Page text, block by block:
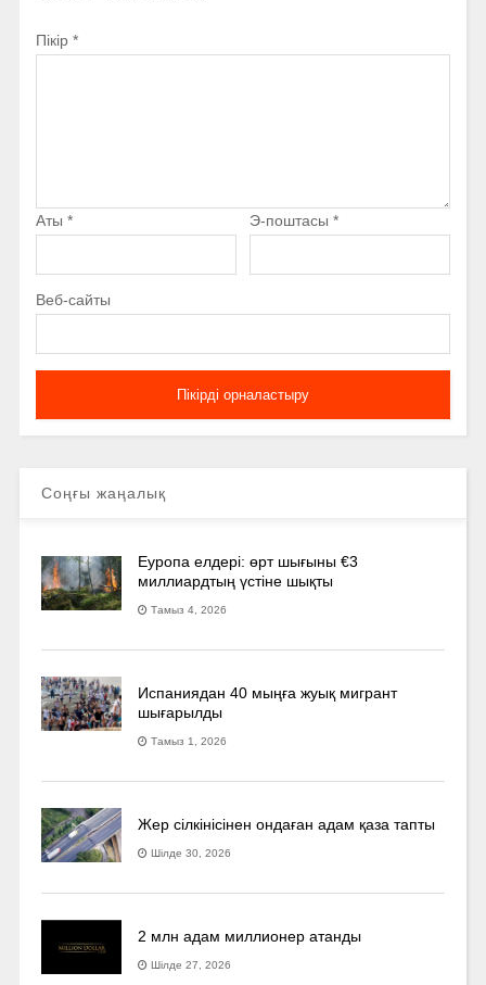
Пікір *
Аты * Э-поштасы *
Веб-сайты
Соңғы жаңалық
Еуропа елдері: өрт шығыны €3
миллиардтың үстіне шықты
Тамыз 4, 2026
Испаниядан 40 мыңға жуық мигрант
шығарылды
Тамыз 1, 2026
Жер сілкінісінен ондаған адам қаза тапты
Шілде 30, 2026
2 млн адам миллионер атанды
Шілде 27, 2026